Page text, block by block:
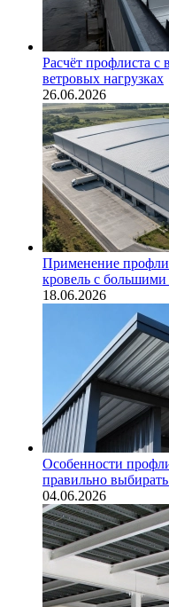
Расчёт профлиста
ветровых нагрузках
26.06.2026
Применение
кровель с большими
18.06.2026
Особенности
правильно
04.06.2026